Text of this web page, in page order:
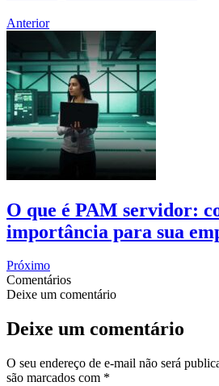
Anterior
O que é PAM servidor:
importância para sua
Próximo
Comentários
Deixe um comentário
Deixe um comentário
O seu endereço de e-mail não será
são marcados com *